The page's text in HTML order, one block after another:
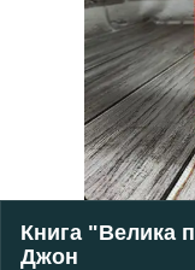
Книга "Велика
Джон